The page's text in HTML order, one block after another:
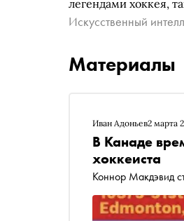
легендами хоккея,
Искусственный
Материалы
Иван Адоньев2 марта
В Канаде
хоккеиста
Коннор Макдэвид